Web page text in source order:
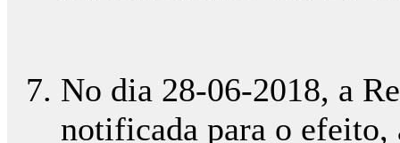
No dia 28-06-2018, a
notificada para o efeito,